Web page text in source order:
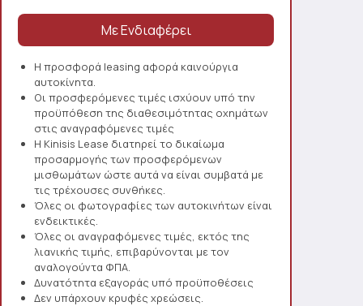
Η προσφορά leasing αφορά καινούργια
αυτοκίνητα.
Οι προσφερόμενες τιμές ισχύουν υπό την
προϋπόθεση της διαθεσιμότητας οχημάτων
στις αναγραφόμενες τιμές
Η Kinisis Lease διατηρεί το δικαίωμα
προσαρμογής των προσφερόμενων
μισθωμάτων ώστε αυτά να είναι συμβατά με
τις τρέχουσες συνθήκες.
Όλες οι φωτογραφίες των αυτοκινήτων είναι
ενδεικτικές.
Όλες οι αναγραφόμενες τιμές, εκτός της
λιανικής τιμής, επιβαρύνονται με τον
αναλογούντα ΦΠΑ.
Δυνατότητα εξαγοράς υπό προϋποθέσεις
Δεν υπάρχουν κρυφές χρεώσεις.